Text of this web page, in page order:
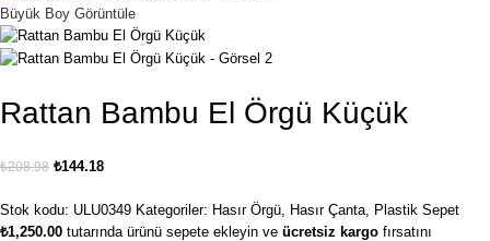
Büyük Boy Görüntüle
Rattan Bambu El Örgü Küçük
₺208.98 ₺144.18
Stok kodu: ULU0349 Kategoriler: Hasır Örgü Hasır Çanta
Plastik Sepet
₺1,250.00 tutarında ürünü sepete ekleyin ve ücretsiz kargo fırsatını